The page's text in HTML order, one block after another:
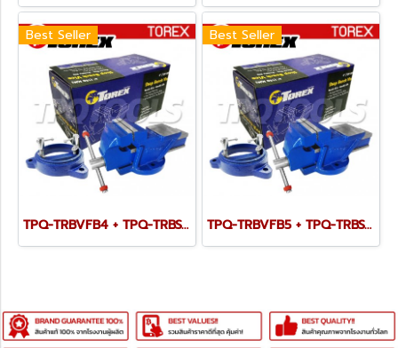
Best Seller
TPQ-TRBVFB4 + TPQ-TRBSWV4 ชุดปากกาจับชิ้นงาน 100 มม. (4") พร้อมฐานหมุน
Best Seller
TPQ-TRBVFB5 + TPQ-TRBSWV5 ชุดปากกาจับชิ้นงาน 125 มม. (5") พร้อมฐานหมุน